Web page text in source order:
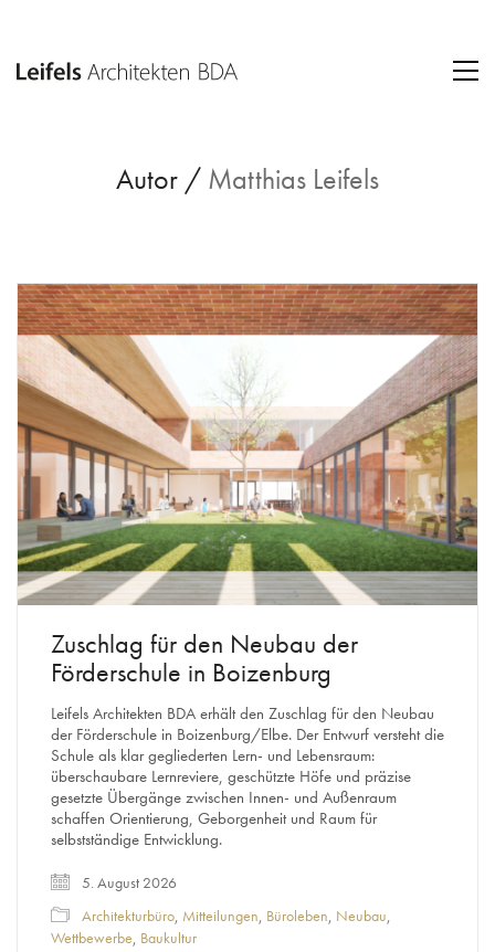
Autor / Matthias Leifels
Zuschlag für den Neubau der
Förderschule in Boizenburg
Leifels Architekten BDA erhält den Zuschlag für den Neubau
der Förderschule in Boizenburg/Elbe. Der Entwurf versteht die
Schule als klar gegliederten Lern- und Lebensraum:
überschaubare Lernreviere, geschützte Höfe und präzise
gesetzte Übergänge zwischen Innen- und Außenraum
schaffen Orientierung, Geborgenheit und Raum für
selbstständige Entwicklung.
5. August 2026
Architekturbüro, Mitteilungen, Büroleben, Neubau,
Wettbewerbe, Baukultur